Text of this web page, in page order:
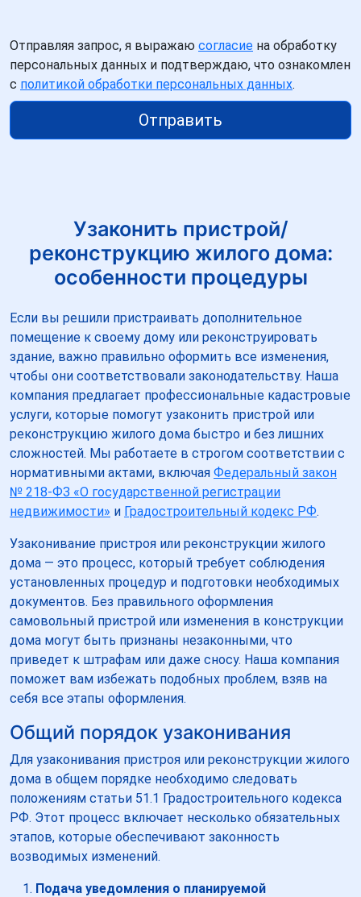
Отправляя запрос, я выражаю согласие на обработку
персональных данных и подтверждаю, что ознакомлен
с политикой обработки персональных данных.
Отправить
Узаконить пристрой/
реконструкцию жилого дома:
особенности процедуры
Если вы решили пристраивать дополнительное
помещение к своему дому или реконструировать
здание, важно правильно оформить все изменения,
чтобы они соответствовали законодательству. Наша
компания предлагает профессиональные кадастровые
услуги, которые помогут узаконить пристрой или
реконструкцию жилого дома быстро и без лишних
сложностей. Мы работаете в строгом соответствии с
нормативными актами, включая Федеральный закон
№ 218-ФЗ «О государственной регистрации
недвижимости» и Градостроительный кодекс РФ.
Узаконивание пристроя или реконструкции жилого
дома — это процесс, который требует соблюдения
установленных процедур и подготовки необходимых
документов. Без правильного оформления
самовольный пристрой или изменения в конструкции
дома могут быть признаны незаконными, что
приведет к штрафам или даже сносу. Наша компания
поможет вам избежать подобных проблем, взяв на
себя все этапы оформления.
Общий порядок узаконивания
Для узаконивания пристроя или реконструкции жилого
дома в общем порядке необходимо следовать
положениям статьи 51.1 Градостроительного кодекса
РФ. Этот процесс включает несколько обязательных
этапов, которые обеспечивают законность
возводимых изменений.
Подача уведомления о планируемой